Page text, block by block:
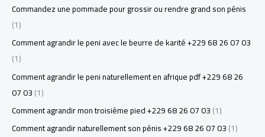
Commandez une pommade pour grossir ou rendre grand son pénis
(1)
Comment agrandir le peni avec le beurre de karité +229 68 26 07 03
(1)
Comment agrandir le peni naturellement en afrique pdf +229 68 26
07 03(1)
Comment agrandir mon troisième pied +229 68 26 07 03(1)
Comment agrandir naturellement son pénis +229 68 26 07 03(1)